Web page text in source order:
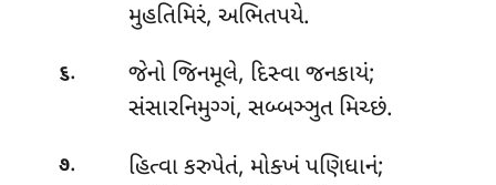
મુહતિમિરં, અભિતપયે.
૬.
જેનો જિનમૂલે, દિસ્વા જનકાયં;
સંસારનિમુગ્ગં, સબ્બઞ્ઞુત મિચ્છં.
૭.
હિત્વા કરુપેતં, મોક્ખં પણિધાનં;